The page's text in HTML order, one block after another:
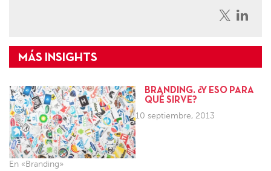
BRANDING. ¿Y ESO PARA
QUÉ SIRVE?
10 septiembre, 2013
En «Branding»